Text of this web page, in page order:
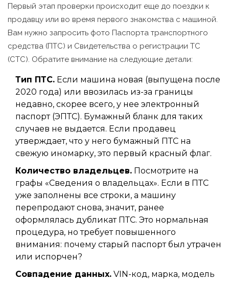
Первый этап проверки происходит еще до поездки к
продавцу или во время первого знакомства с машиной.
Вам нужно запросить фото Паспорта транспортного
средства (ПТС) и Свидетельства о регистрации ТС
(СТС). Обратите внимание на следующие детали:
Тип ПТС. Если машина новая (выпущена после
2020 года) или ввозилась из-за границы
недавно, скорее всего, у нее электронный
паспорт (ЭПТС). Бумажный бланк для таких
случаев не выдается. Если продавец
утверждает, что у него бумажный ПТС на
свежую иномарку, это первый красный флаг.
Количество владельцев. Посмотрите на
графы «Сведения о владельцах». Если в ПТС
уже заполнены все строки, а машину
перепродают снова, значит, ранее
оформлялась дубликат ПТС. Это нормальная
процедура, но требует повышенного
внимания: почему старый паспорт был утрачен
или испорчен?
Совпадение данных. VIN-код, марка, модель